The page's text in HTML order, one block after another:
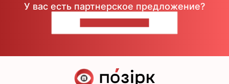
У вас есть партнерское предложение?